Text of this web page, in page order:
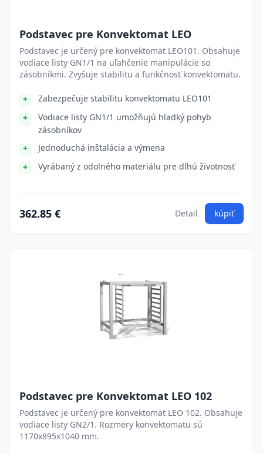
Podstavec pre Konvektomat LEO
Podstavec je určený pre konvektomat LEO101. Obsahuje
vodiace listy GN1/1 na uľahčenie manipulácie so
zásobníkmi. Zvyšuje stabilitu a funkčnosť konvektomatu.
Zabezpečuje stabilitu konvektomatu LEO101
Vodiace listy GN1/1 umožňujú hladký pohyb
zásobníkov
Jednoduchá inštalácia a výmena
Vyrábaný z odolného materiálu pre dlhú životnosť
362.85 € Detail kúpiť
Podstavec pre Konvektomat LEO 102
Podstavec je určený pre konvektomat LEO 102. Obsahuje
vodiace listy GN2/1. Rozmery konvektomatu sú
1170x895x1040 mm.